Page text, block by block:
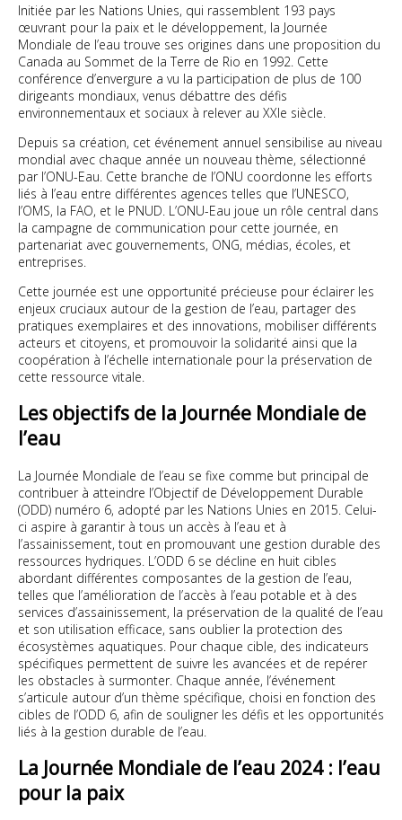
Initiée par les Nations Unies, qui rassemblent 193 pays
œuvrant pour la paix et le développement, la Journée
Mondiale de l’eau trouve ses origines dans une proposition du
Canada au Sommet de la Terre de Rio en 1992. Cette
conférence d’envergure a vu la participation de plus de 100
dirigeants mondiaux, venus débattre des défis
environnementaux et sociaux à relever au XXIe siècle.
Depuis sa création, cet événement annuel sensibilise au niveau
mondial avec chaque année un nouveau thème, sélectionné
par l’ONU-Eau. Cette branche de l’ONU coordonne les efforts
liés à l’eau entre différentes agences telles que l’UNESCO,
l’OMS, la FAO, et le PNUD. L’ONU-Eau joue un rôle central dans
la campagne de communication pour cette journée, en
partenariat avec gouvernements, ONG, médias, écoles, et
entreprises.
Cette journée est une opportunité précieuse pour éclairer les
enjeux cruciaux autour de la gestion de l’eau, partager des
pratiques exemplaires et des innovations, mobiliser différents
acteurs et citoyens, et promouvoir la solidarité ainsi que la
coopération à l’échelle internationale pour la préservation de
cette ressource vitale.
Les objectifs de la Journée Mondiale de
l’eau
La Journée Mondiale de l’eau se fixe comme but principal de
contribuer à atteindre l’Objectif de Développement Durable
(ODD) numéro 6, adopté par les Nations Unies en 2015. Celui-
ci aspire à garantir à tous un accès à l’eau et à
l’assainissement, tout en promouvant une gestion durable des
ressources hydriques. L’ODD 6 se décline en huit cibles
abordant différentes composantes de la gestion de l’eau,
telles que l’amélioration de l’accès à l’eau potable et à des
services d’assainissement, la préservation de la qualité de l’eau
et son utilisation efficace, sans oublier la protection des
écosystèmes aquatiques. Pour chaque cible, des indicateurs
spécifiques permettent de suivre les avancées et de repérer
les obstacles à surmonter. Chaque année, l’événement
s’articule autour d’un thème spécifique, choisi en fonction des
cibles de l’ODD 6, afin de souligner les défis et les opportunités
liés à la gestion durable de l’eau.
La Journée Mondiale de l’eau 2024 : l’eau
pour la paix